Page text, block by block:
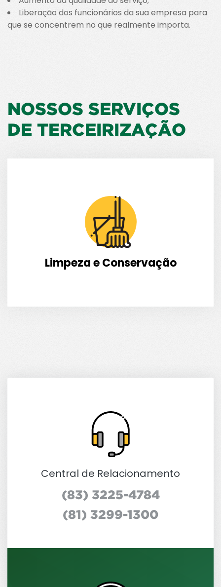
Liberação dos funcionários da sua empresa para
que se concentrem no que realmente importa.
NOSSOS SERVIÇOS
DE TERCEIRIZAÇÃO
Limpeza e Conservação
Central de Relacionamento
(83) 3225-4784
(81) 3299-1300